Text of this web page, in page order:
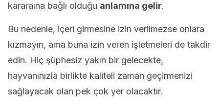
kararaına bağlı olduğu anlamına gelir.
Bu nedenle, içeri girmesine izin verilmezse onlara
kızmayın, ama buna izin veren işletmeleri de takdir
edin. Hiç şüphesiz yakın bir gelecekte,
hayvanınızla birlikte kaliteli zaman geçirmenizi
sağlayacak olan pek çok yer olacaktır.